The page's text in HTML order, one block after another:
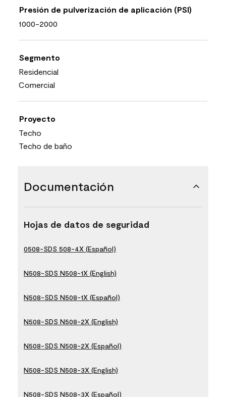
Presión de pulverización de aplicación (PSI)
1000-2000
Segmento
Residencial
Comercial
Proyecto
Techo
Techo de baño
Documentación
Hojas de datos de seguridad
0508-SDS 508-4X (Español)
N508-SDS N508-1X (English)
N508-SDS N508-1X (Español)
N508-SDS N508-2X (English)
N508-SDS N508-2X (Español)
N508-SDS N508-3X (English)
N508-SDS N508-3X (Español)